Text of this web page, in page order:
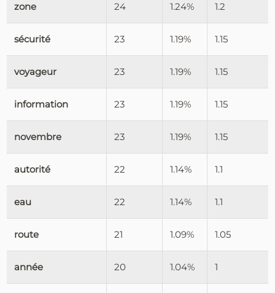
zone 24 1.24% 1.2
sécurité 23 1.19% 1.15
voyageur 23 1.19% 1.15
information 23 1.19% 1.15
novembre 23 1.19% 1.15
autorité 22 1.14% 1.1
eau 22 1.14% 1.1
route 21 1.09% 1.05
année 20 1.04% 1